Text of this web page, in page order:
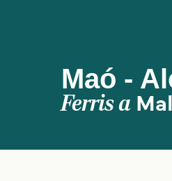
Maó -
Ferris a